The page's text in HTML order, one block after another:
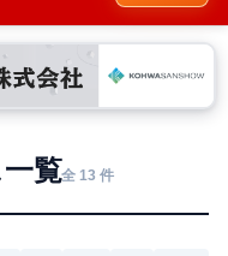
覧全 13 件